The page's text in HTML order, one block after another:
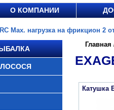
О КОМПАНИИ
Max. нагрузка на фрикцион 2
Главная
Катушка